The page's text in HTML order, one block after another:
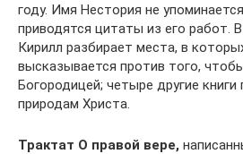
году. Имя Нестория не
приводятся цитаты из его работ. В
Кирилл разбирает места, в
высказывается против того,
Богородицей; четыре другие
природам Христа.
Трактат О правой вере,